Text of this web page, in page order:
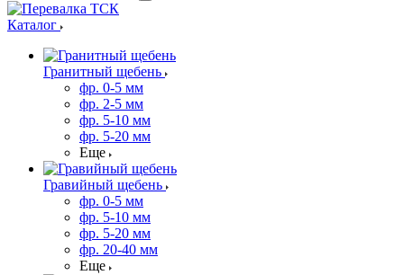
Каталог
Гранитный щебень
фр. 0-5 мм
фр. 2-5 мм
фр. 5-10 мм
фр. 5-20 мм
Еще
Гравийный щебень
фр. 0-5 мм
фр. 5-10 мм
фр. 5-20 мм
фр. 20-40 мм
Еще